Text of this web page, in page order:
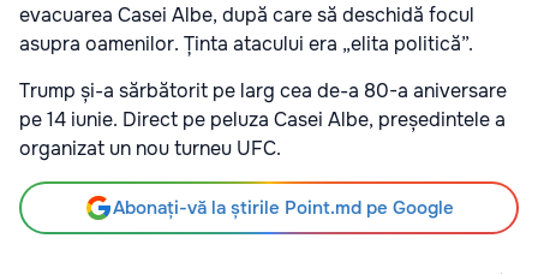
evacuarea Casei Albe, după care să deschidă focul
asupra oamenilor. Ținta atacului era „elita politică”.
Trump și-a sărbătorit pe larg cea de-a 80-a aniversare
pe 14 iunie. Direct pe peluza Casei Albe, președintele a
organizat un nou turneu UFC.
Abonați-vă la știrile Point.md pe Google